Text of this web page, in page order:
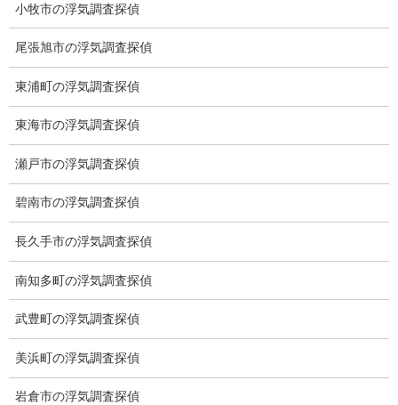
愛知県名古屋市中区栄3-7ｰ4
Toshin.Sakuraビル 10F
愛知県名古屋市中区新栄2丁目41-11
ベストビル6B
愛知県公安委員会 第54250033号
子供のお迎え、パート、お仕事の都合などで、お時間のない方、
ださい。
小牧市の浮気調査探偵
尾張旭市の浮気調査探偵
東浦町の浮気調査探偵
東海市の浮気調査探偵
瀬戸市の浮気調査探偵
碧南市の浮気調査探偵
長久手市の浮気調査探偵
南知多町の浮気調査探偵
武豊町の浮気調査探偵
美浜町の浮気調査探偵
岩倉市の浮気調査探偵